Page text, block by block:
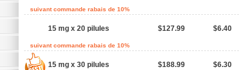
suivant commande rabais de 10%
15 mg x 20 pilules $127.99 $6.40
suivant commande rabais de 10%
15 mg x 30 pilules $188.99 $6.30